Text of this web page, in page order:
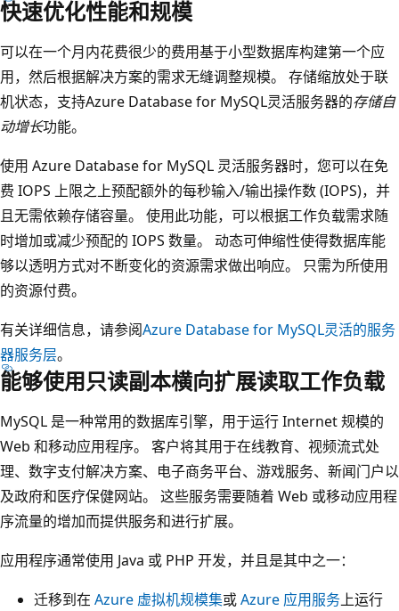
快速优化性能和规模
可以在一个月内花费很少的费用基于小型数据库构建第一个应
用，然后根据解决方案的需求无缝调整规模。 存储缩放处于联
机状态，支持Azure Database for MySQL灵活服务器的存储自
动增长功能。
使用 Azure Database for MySQL 灵活服务器时，您可以在免
费 IOPS 上限之上预配额外的每秒输入/输出操作数 (IOPS)，并
且无需依赖存储容量。 使用此功能，可以根据工作负载需求随
时增加或减少预配的 IOPS 数量。 动态可伸缩性使得数据库能
够以透明方式对不断变化的资源需求做出响应。 只需为所使用
的资源付费。
有关详细信息，请参阅Azure Database for MySQL灵活的服务
器服务层。
能够使用只读副本横向扩展读取工作负载
MySQL 是一种常用的数据库引擎，用于运行 Internet 规模的
Web 和移动应用程序。 客户将其用于在线教育、视频流式处
理、数字支付解决方案、电子商务平台、游戏服务、新闻门户以
及政府和医疗保健网站。 这些服务需要随着 Web 或移动应用程
序流量的增加而提供服务和进行扩展。
应用程序通常使用 Java 或 PHP 开发，并且是其中之一：
迁移到在 Azure 虚拟机规模集或Azure 应用服务上运行